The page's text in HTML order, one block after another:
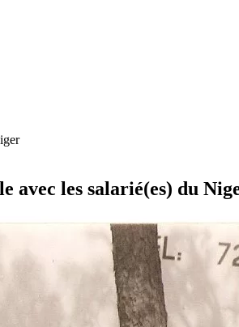
avec les salarié(es) du